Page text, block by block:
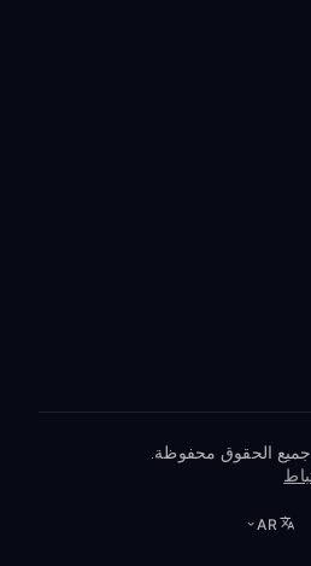
AR